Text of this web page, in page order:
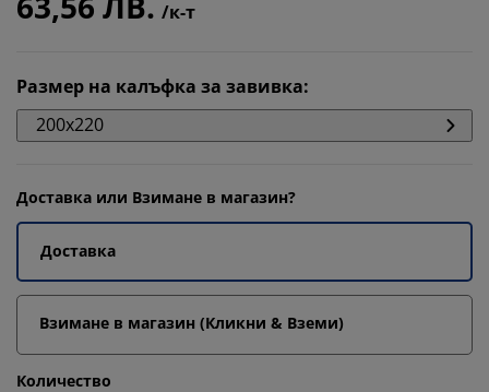
/к-т
Размер на калъфка за завивка:
200x220
Доставка или Взимане в магазин?
Доставка
Взимане в магазин (Кликни & Вземи)
Количество